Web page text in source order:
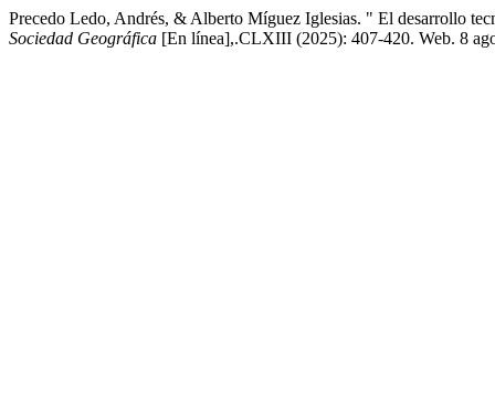
Precedo Ledo, Andrés, & Alberto Míguez Iglesias. " El desarrollo
Sociedad Geográfica [En línea],.CLXIII (2025): 407-420. Web. 8